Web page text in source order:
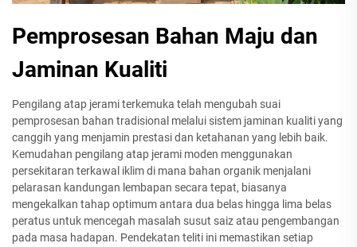
Pemprosesan Bahan Maju dan
Jaminan Kualiti
Pengilang atap jerami terkemuka telah mengubah suai
pemprosesan bahan tradisional melalui sistem jaminan kualiti yang
canggih yang menjamin prestasi dan ketahanan yang lebih baik.
Kemudahan pengilang atap jerami moden menggunakan
persekitaran terkawal iklim di mana bahan organik menjalani
pelarasan kandungan lembapan secara tepat, biasanya
mengekalkan tahap optimum antara dua belas hingga lima belas
peratus untuk mencegah masalah susut saiz atau pengembangan
pada masa hadapan. Pendekatan teliti ini memastikan setiap